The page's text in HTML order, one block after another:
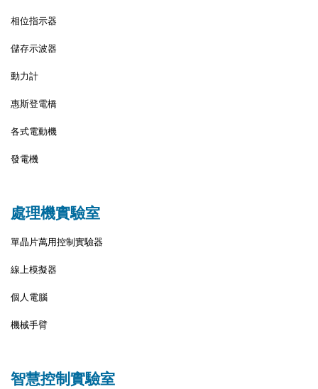
相位指示器
儲存示波器
動力計
惠斯登電橋
各式電動機
發電機
處理機實驗室
單晶片萬用控制實驗器
線上模擬器
個人電腦
機械手臂
智慧控制實驗室